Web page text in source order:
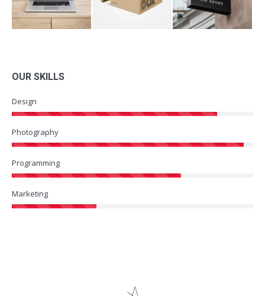
OUR SKILLS
Design
Photography
Programming
Marketing